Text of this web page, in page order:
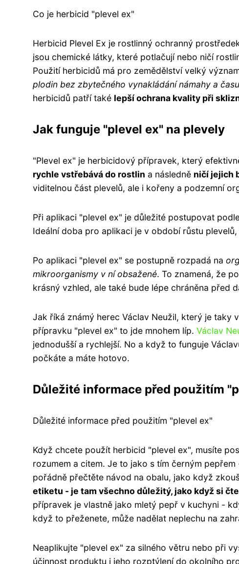
Co je herbicid "plevel ex"
Herbicid Plevel Ex je rostlinný ochranný
jsou chemické látky, které potlačují nebo ničí
Použití herbicidů má pro zemědělství velký
plodin bez zbytečného vynakládání námahy a
herbicidů patří také lepší ochrana kvality při
Jak funguje "plevel ex" na plevely
"Plevel ex" je herbicidový přípravek, který
rychle vstřebává do rostlin a následně ničí jejich
viditelnou část plevelů, ale i kořeny a podzemní
Při aplikaci "plevel ex" je důležité postupovat
Ideální doba pro aplikaci je v období růstu
Po aplikaci "plevel ex" se postupně rozpadá na
mikroorganismy v ní obsažené. To znamená, že
krásný vzhled, ale také bude lépe chráněna před
Jak říká známý herec Václav Neužil, který je taky
přípravku "plevel ex" to jde mnohem líp. Václav
jednodušší a rychlejší. No a když to funguje
počkáte a máte hotovo.
Důležité informace před použitím
Důležité informace před použitím "plevel ex"
Když chcete použít herbicid "plevel ex", musíte
rozumem a citem. Je to jako s tím černým
pořádně přečtěte návod na obalu, jako když
etiketu - je tam všechno důležitý, jako když si
přípravek je vlastně jako mletý pepř v kuchyni -
když to přeženete, může nadělat neplechu na
Neaplikujte "plevel ex" za silného větru nebo při
účinnost produktu i jeho rozptýlení do okolního